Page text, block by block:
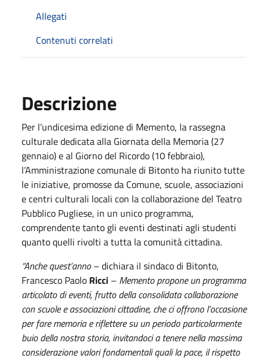
Allegati
Contenuti correlati
Descrizione
Per l’undicesima edizione di Memento, la rassegna
culturale dedicata alla Giornata della Memoria (27
gennaio) e al Giorno del Ricordo (10 febbraio),
l’Amministrazione comunale di Bitonto ha riunito tutte
le iniziative, promosse da Comune, scuole, associazioni
e centri culturali locali con la collaborazione del Teatro
Pubblico Pugliese, in un unico programma,
comprendente tanto gli eventi destinati agli studenti
quanto quelli rivolti a tutta la comunità cittadina.
“Anche quest’anno– dichiara il sindaco di Bitonto,
Francesco Paolo Ricci – Memento propone un programma
articolato di eventi, frutto della consolidata collaborazione
con scuole e associazioni cittadine, che ci offrono l’occasione
per fare memoria e riflettere su un periodo particolarmente
buio della nostra storia, invitandoci a tenere nella massima
considerazione valori fondamentali quali la pace, il rispetto